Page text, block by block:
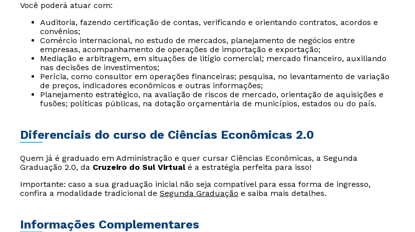
Você poderá atuar com:
Auditoria, fazendo certificação de contas, verificando e orientando contratos, acordos e
convênios;
Comércio internacional, no estudo de mercados, planejamento de negócios entre
empresas, acompanhamento de operações de importação e exportação;
Mediação e arbitragem, em situações de litígio comercial; mercado financeiro, auxiliando
nas decisões de investimentos;
Perícia, como consultor em operações financeiras; pesquisa, no levantamento de variação
de preços, indicadores econômicos e outras informações;
Planejamento estratégico, na avaliação de riscos de mercado, orientação de aquisições e
fusões; políticas públicas, na dotação orçamentária de municípios, estados ou do país.
Diferenciais do curso de Ciências Econômicas 2.0
Quem já é graduado em Administração e quer cursar Ciências Econômicas, a Segunda
Graduação 2.0, da Cruzeiro do Sul Virtualé a estratégia perfeita para isso!
Importante: caso a sua graduação inicial não seja compatível para essa forma de ingresso,
confira a modalidade tradicional de Segunda Graduação e saiba mais detalhes.
Informações Complementares